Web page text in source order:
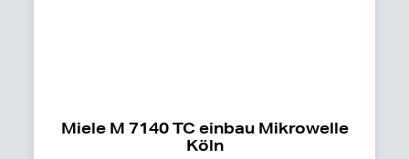
Miele M 7140 TC einbau Mikrowelle
Köln